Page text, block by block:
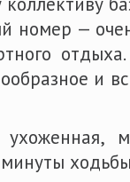
номер —
и